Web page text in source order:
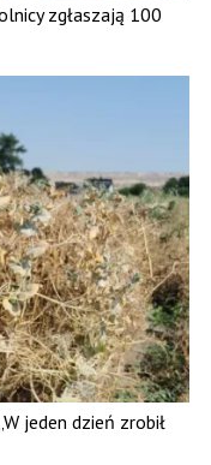
zgłaszają 100
jeden dzień zrobił